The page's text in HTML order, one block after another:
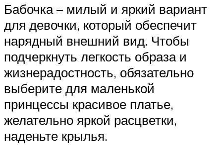
Бабочка – милый и яркий вариант
для девочки, который обеспечит
нарядный внешний вид. Чтобы
подчеркнуть легкость образа и
жизнерадостность, обязательно
выберите для маленькой
принцессы красивое платье,
желательно яркой расцветки,
наденьте крылья.